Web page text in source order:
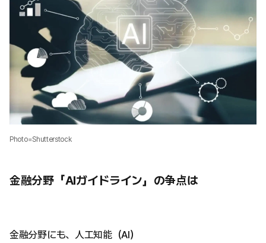
Photo=Shutterstock
金融分野「AIガイドライン」の争点は
金融分野にも、人工知能（AI）